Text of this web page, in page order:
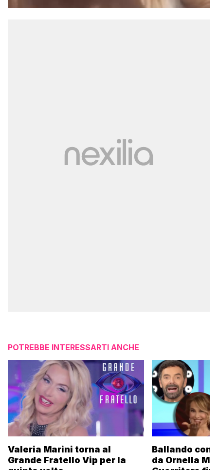
POTREBBE INTERESSARTI ANCHE
Valeria Marini torna al
Grande Fratello Vip per la
Ballando con
da Ornella